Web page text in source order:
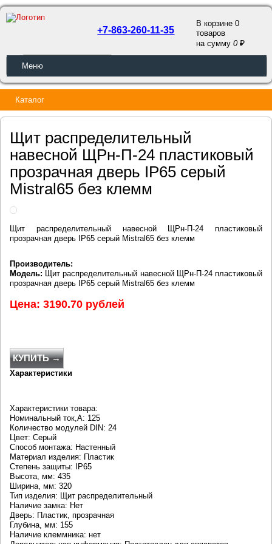
ОБРАТНЫЙ ЗВОНОК
+7-863-260-11-35
В корзине 0
товаров
на сумму0
Меню
Каталог
Щит распределительный
навесной ЩРн-П-24 пластиковый
прозрачная дверь IP65 серый
Mistral65 без клемм
Щит распределительный навесной ЩРн-П-24 пластиковый
прозрачная дверь IP65 серый Mistral65 без клемм
Производитель:
Модель: Щит распределительный навесной ЩРн-П-24 пластиковый
прозрачная дверь IP65 серый Mistral65 без клемм
Цена: 3190.70 рублей
КУПИТЬ →
Характеристики
Характеристики товара:
Номинальный ток,А: 125
Количество модулей DIN: 24
Цвет: Серый
Способ монтажа: Настенный
Материал изделия: Пластик
Степень защиты: IP65
Высота, мм: 435
Ширина, мм: 320
Тип изделия: Щит распределительный
Наличие замка: Нет
Дверь: Пластик, прозрачная
Глубина, мм: 155
Наличие клеммника: нет